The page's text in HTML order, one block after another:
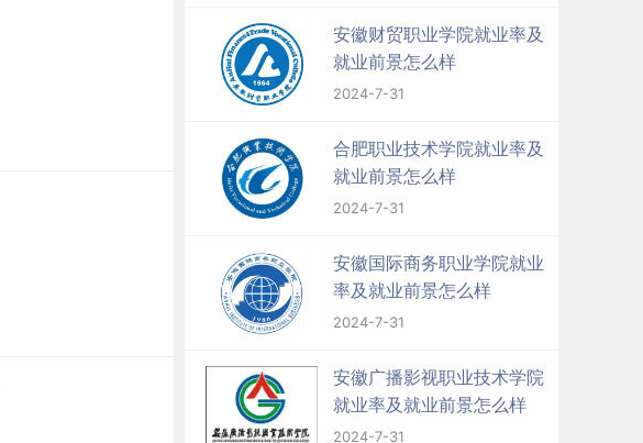
安徽财贸职业学院就业率及
就业前景怎么样
2024-7-31
合肥职业技术学院就业率及
就业前景怎么样
2024-7-31
安徽国际商务职业学院就业
率及就业前景怎么样
2024-7-31
安徽广播影视职业技术学院
就业率及就业前景怎么样
2024-7-31